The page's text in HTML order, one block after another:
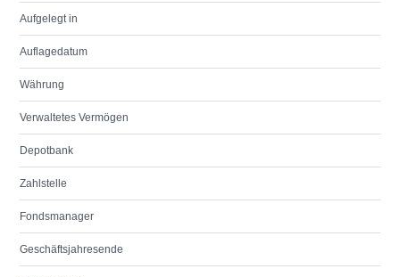
Aufgelegt in
Auflagedatum
Währung
Verwaltetes Vermögen
Depotbank
Zahlstelle
Fondsmanager
Geschäftsjahresende